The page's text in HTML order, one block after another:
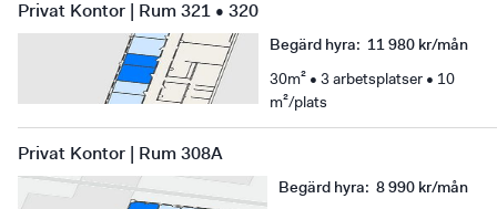
Privat Kontor | Rum 321 • 320
Begärd hyra: 11 980 kr/mån
30m² • 3 arbetsplatser • 10
m²/plats
Privat Kontor | Rum 308A
Begärd hyra: 8 990 kr/mån